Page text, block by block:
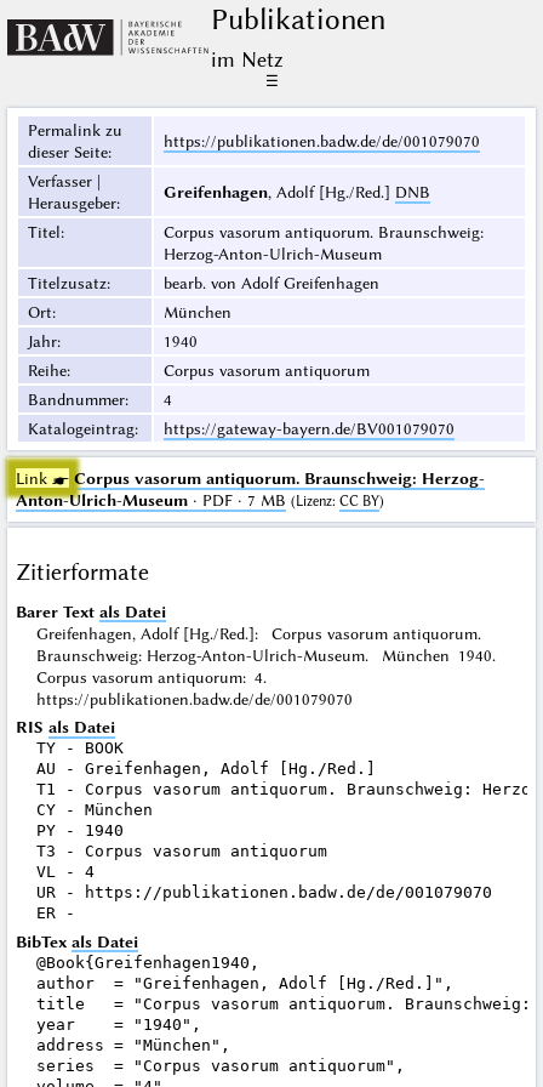
Publikationen
im Netz
☰
Permalink zu
dieser Seite:
https://publikationen.badw.de/de/001079070
Verfasser |
Herausgeber:
Greifenhagen, Adolf [Hg./Red.] DNB
Titel:
Corpus vasorum antiquorum. Braunschweig:
Herzog-Anton-Ulrich-Museum
Titelzusatz:
bearb. von Adolf Greifenhagen
Ort:
München
Jahr:
1940
Reihe:
Corpus vasorum antiquorum
Bandnummer:
4
Katalogeintrag: https://gateway-bayern.de/BV001079070
Link ☛ Corpus vasorum antiquorum. Braunschweig: Herzog-
Anton-Ulrich-Museum· PDF · 7 MB (Lizenz: CC BY)
Zitierformate
Barer Text als Datei
Greifenhagen, Adolf [Hg./Red.]: Corpus vasorum antiquorum.
Braunschweig: Herzog-Anton-Ulrich-Museum. München 1940.
Corpus vasorum antiquorum: 4.
https://publikationen.badw.de/de/001079070
RIS als Datei
TY - BOOK
AU - Greifenhagen, Adolf [Hg./Red.]
T1 - Corpus vasorum antiquorum. Braunschweig:
CY - München
PY - 1940
T3 - Corpus vasorum antiquorum
VL - 4
UR - https://publikationen.badw.de/de/001079070
BibTex als Datei
@Book{Greifenhagen1940,
author  = "Greifenhagen, Adolf [Hg./Red.]",
title   = "Corpus vasorum antiquorum. Braunschweig:
year    = "1940",
address = "München",
series  = "Corpus vasorum antiquorum",